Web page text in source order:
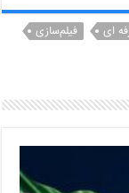
ای
فیلم‌سازی